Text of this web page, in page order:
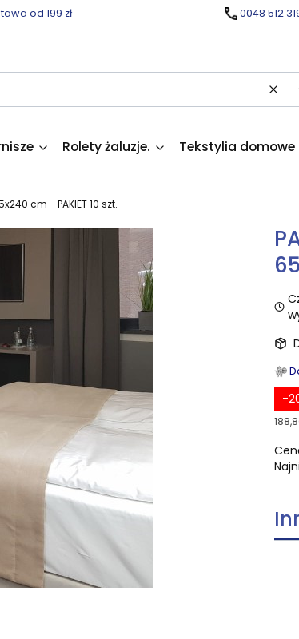
od 199 zł 0048 512
Rolety żaluzje. Tekstylia domowe
cm - PAKIET 10 szt.
-